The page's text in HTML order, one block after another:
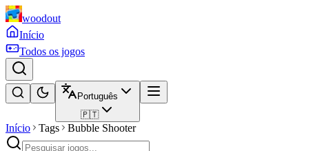
woodout
Início
Todos os jogos
Português
🇵🇹
Início Tags Bubble Shooter